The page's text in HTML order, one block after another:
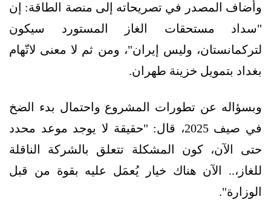
وأضاف المصدر في تصريحاته إلى منصة الطاقة: إن
"سداد مستحقات الغاز المستورد سيكون
لتركمانستان، وليس إيران"، ومن ثم لا معنى لاتّهام
بغداد بتمويل خزينة طهران.
وبسؤاله عن تطورات المشروع واحتمال بدء الضخ
في صيف 2025، قال: "حقيقة لا يوجد موعد محدد
حتى الآن، كون المشكلة تتعلق بالشركة الناقلة
للغاز،.. الآن هناك خيار يُعمَل عليه بقوة من قبل
الوزارة".